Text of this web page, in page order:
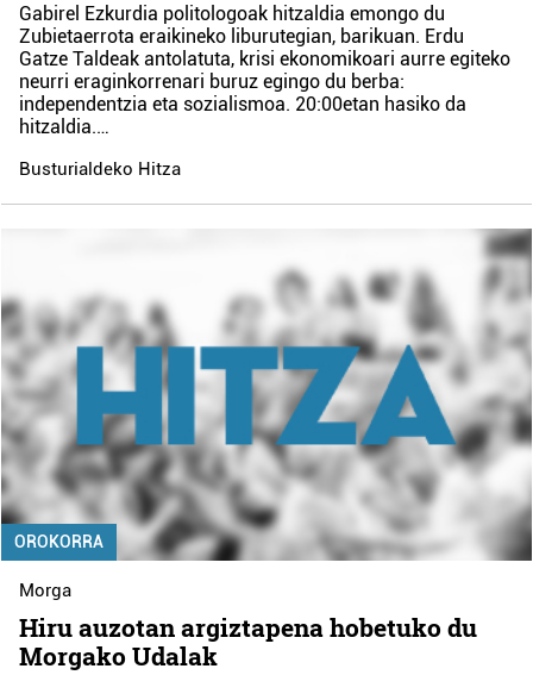
Gabirel Ezkurdia politologoak hitzaldia emongo du
Zubietaerrota eraikineko liburutegian, barikuan. Erdu
Gatze Taldeak antolatuta, krisi ekonomikoari aurre egiteko
neurri eraginkorrenari buruz egingo du berba:
independentzia eta sozialismoa. 20:00etan hasiko da
hitzaldia.…
Busturialdeko Hitza
OROKORRA
Morga
Hiru auzotan argiztapena hobetuko du
Morgako Udalak